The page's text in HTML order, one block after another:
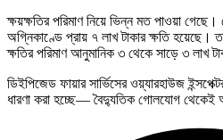
ক্ষয়ক্ষতির পরিমাণ নিয়ে ভিন্ন মত পাওয়া গেছে।
অগ্নিকাণ্ডে প্রায় ৭ লাখ টাকার ক্ষতি হয়েছে।
ক্ষতির পরিমাণ আনুমানিক ৩ থেকে সাড়ে ৩ লাখ
ডিইপিজেড ফায়ার সার্ভিসের ওয়্যারহাউজ
ধারণা করা হচ্ছে— বৈদ্যুতিক গোলযোগ থেকেই